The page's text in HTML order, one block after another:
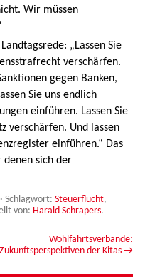
Wir müssen
„Lassen Sie
verschärfen.
gegen Banken,
Sie uns endlich
einführen. Lassen Sie
verschärfen. Und lassen
einführen.“ Das
sich der
Schlagwort: Steuerflucht,
von: Harald Schrapers.
Wohlfahrtsverbände:
Zukunftsperspektiven der Kitas →